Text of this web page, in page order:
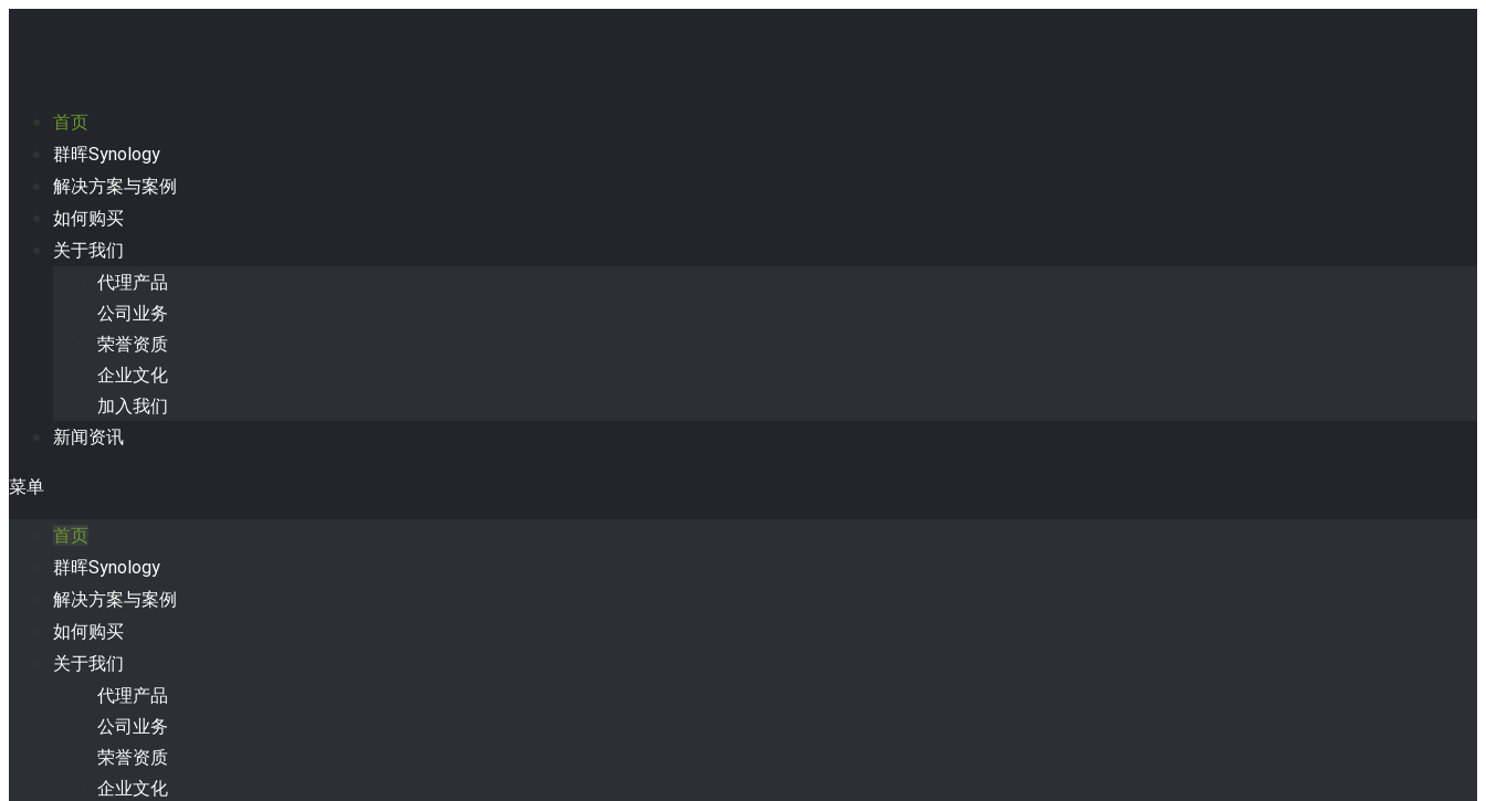
首页
群晖Synology
解决方案与案例
如何购买
关于我们
代理产品
公司业务
荣誉资质
企业文化
加入我们
新闻资讯
菜单
首页
群晖Synology
解决方案与案例
如何购买
关于我们
代理产品
公司业务
荣誉资质
企业文化